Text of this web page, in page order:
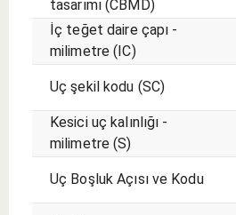
tasarımı (CBMD)
İç teğet daire çapı -
milimetre (IC)
Uç şekil kodu (SC)
Kesici uç kalınlığı -
milimetre (S)
Uç Boşluk Açısı ve Kodu